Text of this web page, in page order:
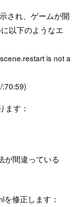
され、ゲームが開
以下のようなエ
is not a
:70:59)
ます：
が間違っている
修正します：